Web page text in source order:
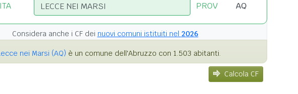
PROV
Considera anche i CF dei nuovi comuni istituiti nel 2026
nei Marsi (AQ) è un comune dell'Abruzzo con 1.503 abitanti.
Calcola CF